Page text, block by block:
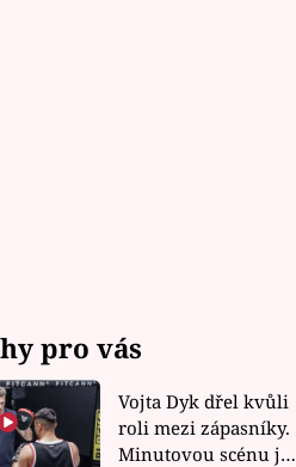
pro vás
Vojta Dyk dřel kvůli
roli mezi zápasníky.
Minutovou scénu jel